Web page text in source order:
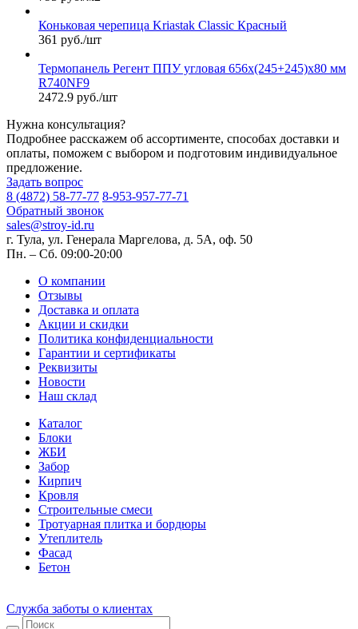
Коньковая черепица Kriastak Classic Красный
361 руб./шт
Термопанель Регент ППУ угловая 656х(245+245)х80 мм
R740NF9
2472.9 руб./шт
Нужна консультация?
Подробнее расскажем об ассортименте, способах доставки и
оплаты, поможем с выбором и подготовим индивидуальное
предложение.
Задать вопрос
8 (4872) 58-77-77 8-953-957-77-71
Обратный звонок
sales@stroy-id.ru
г. Тула, ул. Генерала Маргелова, д. 5А, оф. 50
Пн. – Cб. 09:00-20:00
О компании
Отзывы
Доставка и оплата
Акции и скидки
Политика конфиденциальности
Гарантии и сертификаты
Реквизиты
Новости
Наш склад
Каталог
Блоки
ЖБИ
Забор
Кирпич
Кровля
Строительные смеси
Тротуарная плитка и бордюры
Утеплитель
Фасад
Бетон
Служба заботы о клиентах